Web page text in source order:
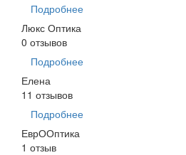
Подробнее
Люкс Оптика
0 отзывов
Подробнее
Елена
11 отзывов
Подробнее
ЕврООптика
1 отзыв